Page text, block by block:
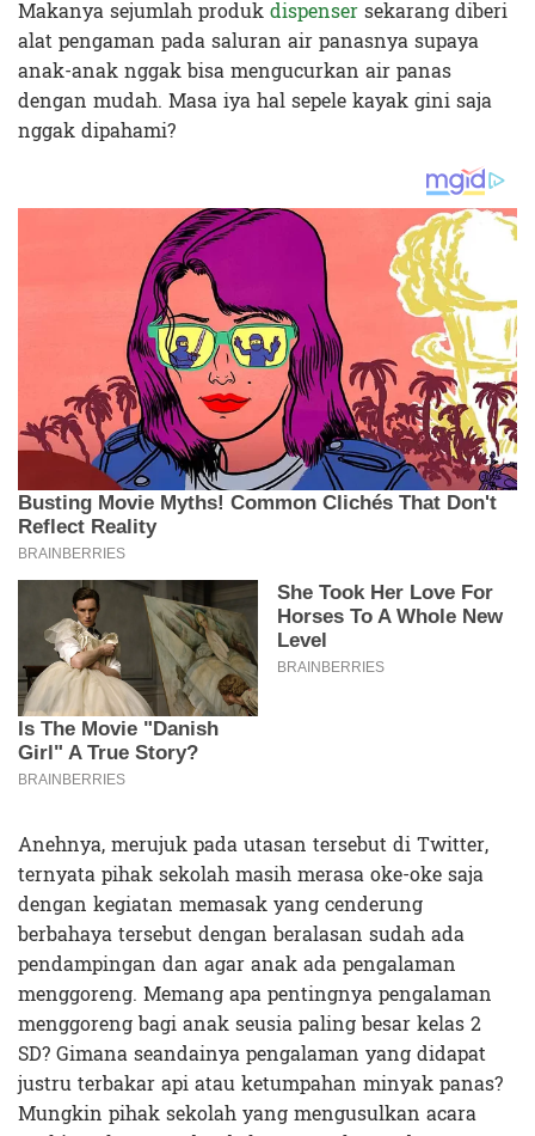
Makanya sejumlah produkdispensersekarang diberi
alat pengaman pada saluran air panasnya supaya
anak-anak nggak bisa mengucurkan air panas
dengan mudah. Masa iya hal sepele kayak gini saja
nggak dipahami?
Anehnya, merujuk pada utasan tersebut di Twitter,
ternyata pihak sekolah masih merasa oke-oke saja
dengan kegiatan memasak yang cenderung
berbahaya tersebut dengan beralasan sudah ada
pendampingan dan agar anak ada pengalaman
menggoreng. Memang apa pentingnya pengalaman
menggoreng bagi anak seusia paling besar kelas 2
SD? Gimana seandainya pengalaman yang didapat
justru terbakar api atau ketumpahan minyak panas?
Mungkin pihak sekolah yang mengusulkan acara